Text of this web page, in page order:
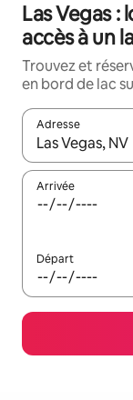
Las Vegas :
accès à un
Trouvez et
en bord de lac
Adresse
Lorsque les
Arrivée
Départ